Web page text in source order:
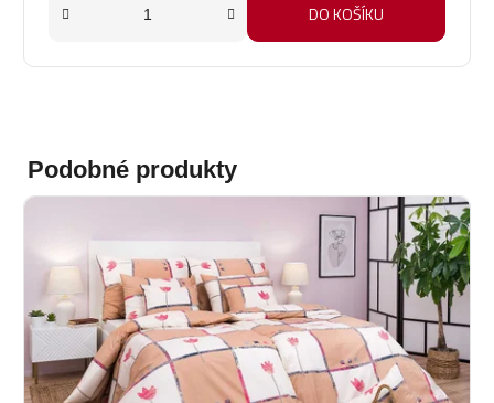
DO KOŠÍKU
Podobné produkty